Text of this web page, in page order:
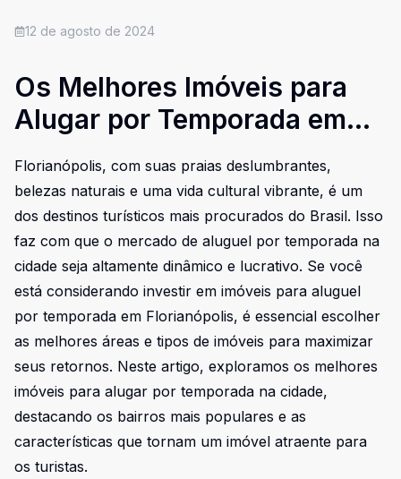
12 de agosto de 2024
Os Melhores Imóveis para
Alugar por Temporada em
Florianópolis
Florianópolis, com suas praias deslumbrantes,
belezas naturais e uma vida cultural vibrante, é um
dos destinos turísticos mais procurados do Brasil. Isso
faz com que o mercado de aluguel por temporada na
cidade seja altamente dinâmico e lucrativo. Se você
está considerando investir em imóveis para aluguel
por temporada em Florianópolis, é essencial escolher
as melhores áreas e tipos de imóveis para maximizar
seus retornos. Neste artigo, exploramos os melhores
imóveis para alugar por temporada na cidade,
destacando os bairros mais populares e as
características que tornam um imóvel atraente para
os turistas.